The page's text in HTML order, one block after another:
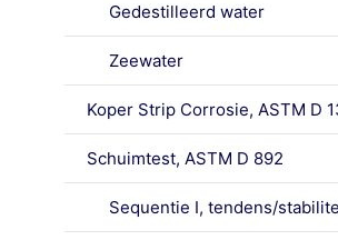
Gedestilleerd water
Zeewater
Koper Strip Corrosie, ASTM D
Schuimtest, ASTM D 892
Sequentie I, tendens/